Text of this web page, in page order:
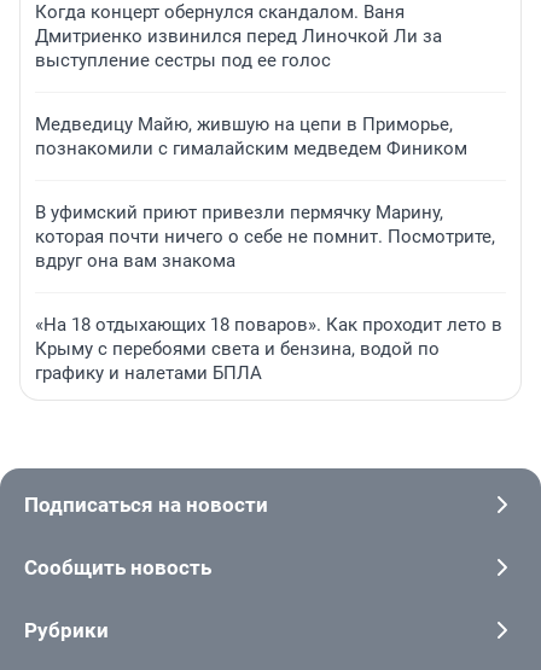
Когда концерт обернулся скандалом. Ваня
Дмитриенко извинился перед Линочкой Ли за
выступление сестры под ее голос
Медведицу Майю, жившую на цепи в Приморье,
познакомили с гималайским медведем Фиником
В уфимский приют привезли пермячку Марину,
которая почти ничего о себе не помнит. Посмотрите,
вдруг она вам знакома
«На 18 отдыхающих 18 поваров». Как проходит лето в
Крыму с перебоями света и бензина, водой по
графику и налетами БПЛА
Подписаться на новости
Сообщить новость
Рубрики